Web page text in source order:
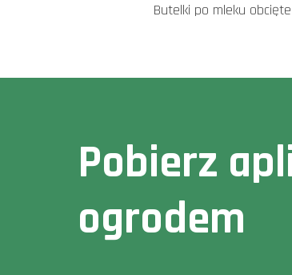
Butelki po mleku
Pobierz
ogrodem